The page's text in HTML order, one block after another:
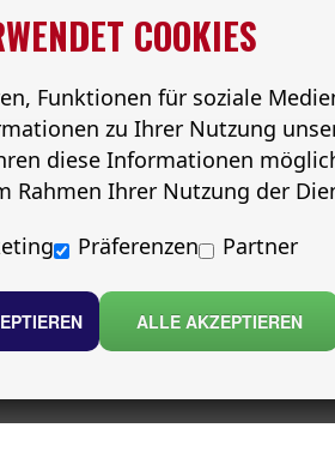
COOKIES
Funktionen für soziale
zu Ihrer Nutzung
diese Informationen
Ihrer Nutzung der
Präferenzen Partner
ALLE AKZEPTIEREN